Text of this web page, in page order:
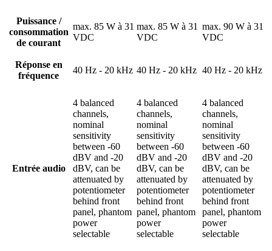
Puissance /
consommation
de courant
max. 85 W à 31
VDC
max. 85 W à 31
VDC
max. 90 W à 31
VDC
Réponse en
fréquence
40 Hz - 20 kHz 40 Hz - 20 kHz 40 Hz - 20 kHz
Entrée audio
4 balanced
channels,
nominal
sensitivity
between -60
dBV and -20
dBV, can be
attenuated by
potentiometer
behind front
panel, phantom
power
selectable
4 balanced
channels,
nominal
sensitivity
between -60
dBV and -20
dBV, can be
attenuated by
potentiometer
behind front
panel, phantom
power
selectable
4 balanced
channels,
nominal
sensitivity
between -60
dBV and -20
dBV, can be
attenuated by
potentiometer
behind front
panel, phantom
power
selectable